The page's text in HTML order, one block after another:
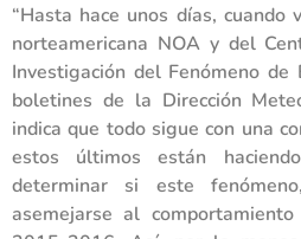
“Hasta hace unos días,
norteamericana NOA y del
Investigación del Fenómeno
boletines de la Dirección
indica que todo sigue con una
estos últimos están
determinar si este
asemejarse al